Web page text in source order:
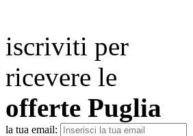
iscriviti per
ricevere le
offerte Puglia
la tua email: